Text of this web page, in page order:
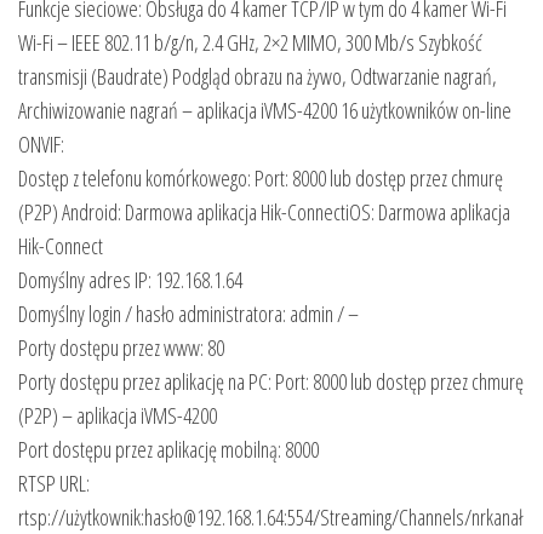
Funkcje sieciowe: Obsługa do 4 kamer TCP/IP w tym do 4 kamer Wi-Fi
Wi-Fi – IEEE 802.11 b/g/n, 2.4 GHz, 2×2 MIMO, 300 Mb/s Szybkość
transmisji (Baudrate) Podgląd obrazu na żywo, Odtwarzanie nagrań,
Archiwizowanie nagrań – aplikacja iVMS-4200 16 użytkowników on-line
ONVIF:
Dostęp z telefonu komórkowego: Port: 8000 lub dostęp przez chmurę
(P2P) Android: Darmowa aplikacja Hik-ConnectiOS: Darmowa aplikacja
Hik-Connect
Domyślny adres IP: 192.168.1.64
Domyślny login / hasło administratora: admin / –
Porty dostępu przez www: 80
Porty dostępu przez aplikację na PC: Port: 8000 lub dostęp przez chmurę
(P2P) – aplikacja iVMS-4200
Port dostępu przez aplikację mobilną: 8000
RTSP URL:
rtsp://użytkownik:hasło@192.168.1.64:554/Streaming/Channels/nrkanał